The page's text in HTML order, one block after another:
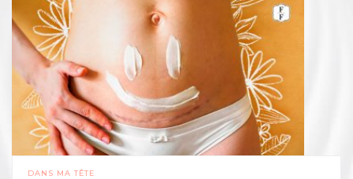
DANS MA TÊTE